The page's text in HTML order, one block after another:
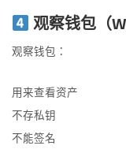
观察钱包（
观察钱包：
用来查看资产
不存私钥
不能签名